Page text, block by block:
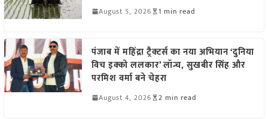
August 5, 2026 1 min read
पंजाब में महिंद्रा ट्रैक्टर्स का नया अभियान ‘दुनिया
विच इक्को ललकार’ लॉन्च, सुखबीर सिंह और
परमिश वर्मा बने चेहरा
August 4, 2026 2 min read